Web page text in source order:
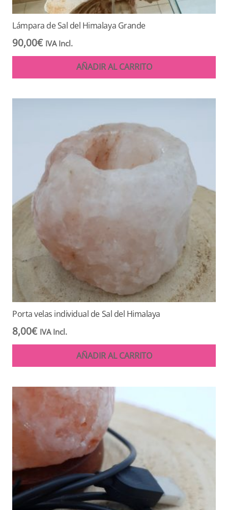
Lámpara de Sal del Himalaya Grande
90,00€ IVA Incl.
AÑADIR AL CARRITO
Porta velas individual de Sal del Himalaya
8,00€ IVA Incl.
AÑADIR AL CARRITO